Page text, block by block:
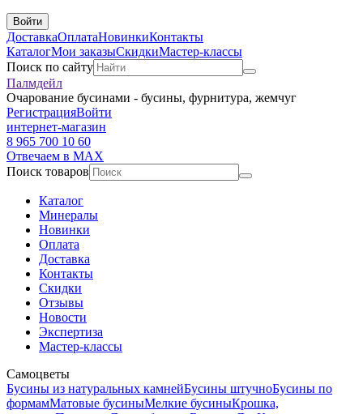
Войти
ДоставкаОплатаНовинкиКонтакты
КаталогМои заказыСкидкиМастер-классы
Поиск по сайту
Палмдейл
Очарование бусинами - бусины, фурнитура, жемчуг
РегистрацияВойти
интернет-магазин
8 965 700 10 60
Отвечаем в MAX
Поиск товаров
Каталог
Минералы
Новинки
Оплата
Доставка
Контакты
Скидки
Отзывы
Новости
Экспертиза
Мастер-классы
Самоцветы
Бусины из натуральных камнейБусины штучноБусины по
формамМатовые бусиныМелкие бусиныКрошка,